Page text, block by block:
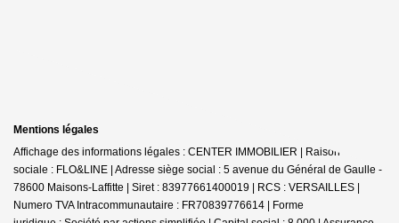
Mentions légales
Affichage des informations légales : CENTER IMMOBILIER | Raison
sociale : FLO&LINE | Adresse siège social : 5 avenue du Général de Gaulle -
78600 Maisons-Laffitte | Siret : 83977661400019 | RCS : VERSAILLES |
Numero TVA Intracommunautaire : FR70839776614 | Forme